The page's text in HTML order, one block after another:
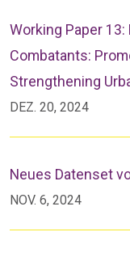
Working Paper 13:
Combatants:
Strengthening
DEZ. 20, 2024
Neues Datenset
NOV. 6, 2024